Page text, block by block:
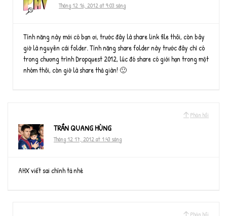
Tháng 12 16, 2012 at 9:03 sáng
Tính năng này mới có bạn ơi, trước đây là share link file thôi, còn bây
giờ là nguyên cái folder. Tính năng share folder này trước đây chỉ có
trong chương trình Dropquest 2012, lúc đó share có giới hạn trong một
nhóm thôi, còn giờ là share thả giàn! 🙂
Phản hồi
TRẦN QUANG HÙNG
Tháng 12 17, 2012 at 1:43 sáng
AHX viết sai chính tả nhé
Phản hồi